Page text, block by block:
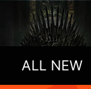
ALL NEW